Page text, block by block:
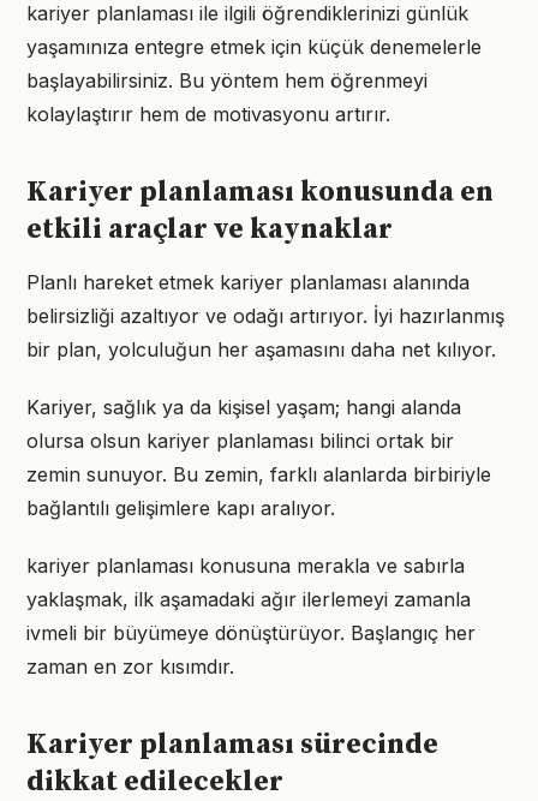
kariyer planlaması ile ilgili öğrendiklerinizi günlük
yaşamınıza entegre etmek için küçük denemelerle
başlayabilirsiniz. Bu yöntem hem öğrenmeyi
kolaylaştırır hem de motivasyonu artırır.
Kariyer planlaması konusunda en
etkili araçlar ve kaynaklar
Planlı hareket etmek kariyer planlaması alanında
belirsizliği azaltıyor ve odağı artırıyor. İyi hazırlanmış
bir plan, yolculuğun her aşamasını daha net kılıyor.
Kariyer, sağlık ya da kişisel yaşam; hangi alanda
olursa olsun kariyer planlaması bilinci ortak bir
zemin sunuyor. Bu zemin, farklı alanlarda birbiriyle
bağlantılı gelişimlere kapı aralıyor.
kariyer planlaması konusuna merakla ve sabırla
yaklaşmak, ilk aşamadaki ağır ilerlemeyi zamanla
ivmeli bir büyümeye dönüştürüyor. Başlangıç her
zaman en zor kısımdır.
Kariyer planlaması sürecinde
dikkat edilecekler